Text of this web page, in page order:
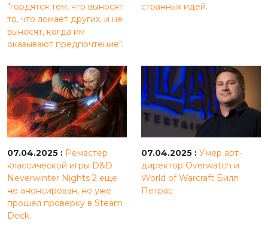
"гордятся тем, что выносят
то, что ломает других, и не
выносят, когда им
оказывают предпочтение".
странных идей.
07.04.2025 : Ремастер
классической игры D&D
Neverwinter Nights 2 еще
не анонсирован, но уже
прошел проверку в Steam
Deck.
07.04.2025 : Умер арт-
директор Overwatch и
World of Warcraft Билл
Петрас